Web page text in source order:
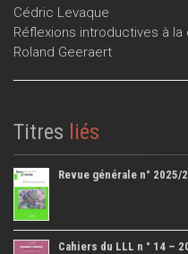
Cédric Levaque
Réflexions introductives à
Roland Geeraert
Titres liés
Revue générale n° 2025/2
Cahiers du LLL n ° 14 –